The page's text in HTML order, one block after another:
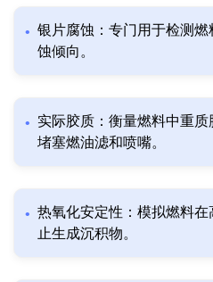
银片腐蚀：专门用于检测
蚀倾向。
实际胶质：衡量燃料中重
堵塞燃油滤和喷嘴。
热氧化安定性：模拟燃料
止生成沉积物。